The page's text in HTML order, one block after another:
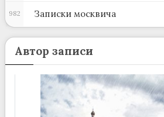
Записки москвича
982
Автор записи